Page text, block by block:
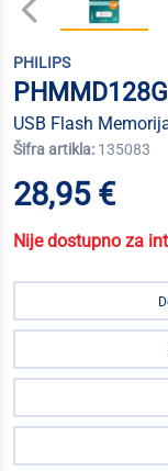
PHILIPS
USB Flash
Šifra artikla: 135083
28,95 €
Nije dostupno za